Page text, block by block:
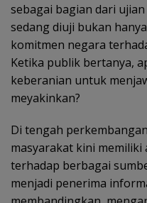
sebagai bagian dari
sedang diuji bukan
komitmen negara
Ketika publik bertanya,
keberanian untuk
meyakinkan?
Di tengah
masyarakat kini memiliki
terhadap berbagai
menjadi penerima